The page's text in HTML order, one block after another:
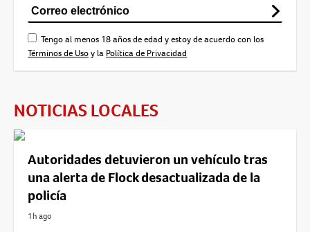
Tengo al menos 18 años de edad y estoy de acuerdo con los
Términos de Usoy la Política de Privacidad
NOTICIAS LOCALES
Autoridades detuvieron un vehículo tras
una alerta de Flock desactualizada de la
policía
1h ago